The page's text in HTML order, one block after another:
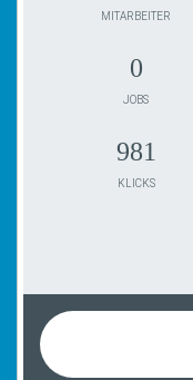
MITARBEITER
0
JOBS
981
KLICKS